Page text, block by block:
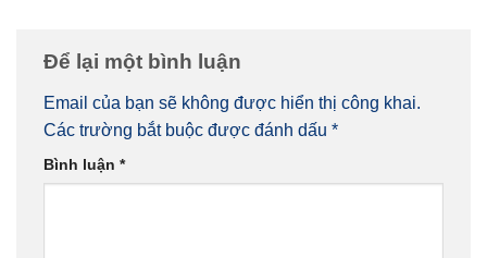
Để lại một bình luận
Email của bạn sẽ không được hiển thị công khai.
Các trường bắt buộc được đánh dấu *
Bình luận *